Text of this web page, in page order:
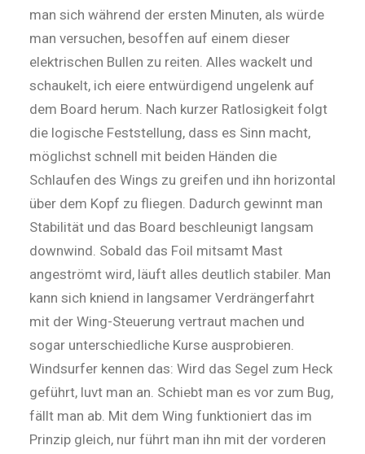
man sich während der ersten Minuten, als würde
man versuchen, besoffen auf einem dieser
elektrischen Bullen zu reiten. Alles wackelt und
schaukelt, ich eiere entwürdigend ungelenk auf
dem Board herum. Nach kurzer Ratlosigkeit folgt
die logische Feststellung, dass es Sinn macht,
möglichst schnell mit beiden Händen die
Schlaufen des Wings zu greifen und ihn horizontal
über dem Kopf zu fliegen. Dadurch gewinnt man
Stabilität und das Board beschleunigt langsam
down­wind. Sobald das Foil mitsamt Mast
angeströmt wird, läuft alles deutlich stabiler. Man
kann sich kniend in langsamer Verdrängerfahrt
mit der Wing-Steuerung vertraut machen und
sogar unterschiedliche Kurse aus­pro­bieren.
Windsurfer kennen das: Wird das Segel zum Heck
geführt, luvt man an. Schiebt man es vor zum Bug,
fällt man ab. Mit dem Wing funktioniert das im
Prinzip gleich, nur führt man ihn mit der vor­deren